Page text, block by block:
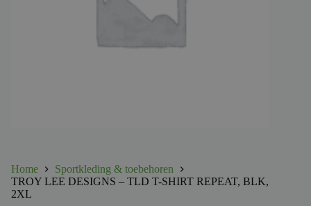
Home
Sportkleding & toebehoren
TROY LEE DESIGNS – TLD T-SHIRT REPEAT, BLK,
2XL